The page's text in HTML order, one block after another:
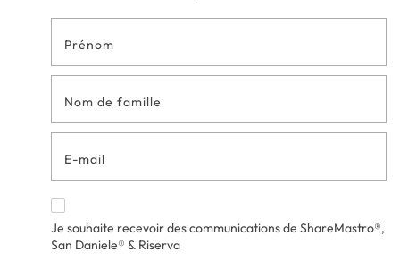
Formulaire
de contact
en bas de
page
Je souhaite recevoir des communications de ShareMastro®,
San Daniele® & Riserva